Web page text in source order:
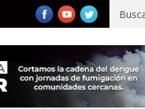
Pacífico registra 92 % de